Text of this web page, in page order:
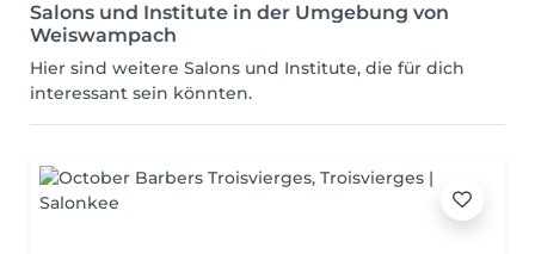
Salons und Institute in der Umgebung von
Weiswampach
Hier sind weitere Salons und Institute, die für dich
interessant sein könnten.